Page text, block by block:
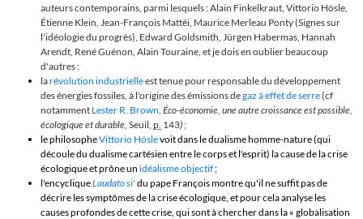
auteurs contemporains, parmi lesquels : Alain Finkelkraut, Vittorio Hösle,
Étienne Klein, Jean-François Mattéi, Maurice Merleau Ponty (Signes sur
l'idéologie du progrès), Edward Goldsmith, Jürgen Habermas, Hannah
Arendt, René Guénon, Alain Touraine, et je dois en oublier beaucoup
d'autres ;
larévolution industrielleest tenue pour responsable du développement
des énergies fossiles, à l'origine des émissions degaz à effet de serre(cf
notamment Lester R. Brown Éco-économie, une autre croissance est possible,
écologique et durable, Seuil, p. 143);
le philosopheVittorio Höslevoit dans le dualisme homme-nature (qui
découle du dualisme cartésien entre le corps et l'esprit) la cause de la crise
écologiqueet prône un idéalisme objectif;
l'encycliqueLaudato si'du pape François montre qu'il ne suffit pas de
décrire les symptômes de la crise écologique, et pour cela analyse les
causes profondes de cette crise, qui sont à chercher dans la « globalisation